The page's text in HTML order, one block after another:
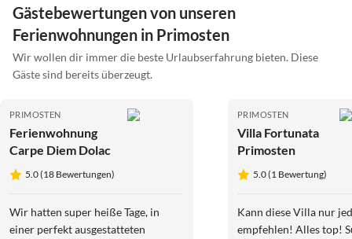
Gästebewertungen von unseren
Ferienwohnungen in Primosten
Wir wollen dir immer die beste Urlaubserfahrung bieten. Diese
Gäste sind bereits überzeugt.
PRIMOSTEN
Ferienwohnung
Carpe Diem Dolac
5.0 (18 Bewertungen)
Wir hatten super heiße Tage, in
einer perfekt ausgestatteten
PRIMOSTEN
Villa Fortunata
Primosten
5.0 (1 Bewertung)
Kann diese Villa nur
empfehlen! Alles top!